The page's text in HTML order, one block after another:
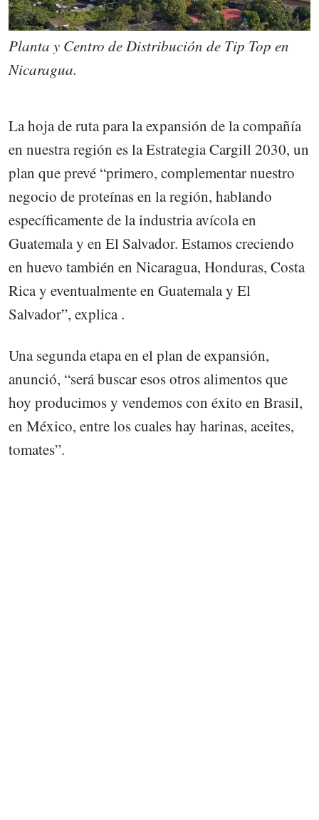
Planta y Centro de Distribución de Tip Top en
Nicaragua.
La hoja de ruta para la expansión de la compañía
en nuestra región es la Estrategia Cargill 2030, un
plan que prevé “primero, complementar nuestro
negocio de proteínas en la región, hablando
específicamente de la industria avícola en
Guatemala y en El Salvador. Estamos creciendo
en huevo también en Nicaragua, Honduras, Costa
Rica y eventualmente en Guatemala y El
Salvador”, explica .
Una segunda etapa en el plan de expansión,
anunció, “será buscar esos otros alimentos que
hoy producimos y vendemos con éxito en Brasil,
en México, entre los cuales hay harinas, aceites,
tomates”.